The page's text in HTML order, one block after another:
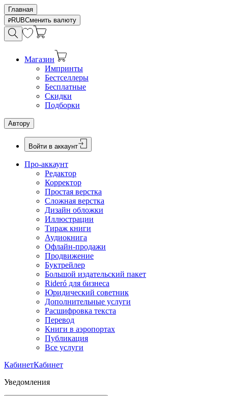
Главная
RUBСменить валюту
Магазин
Импринты
Бестселлеры
Бесплатные
Скидки
Подборки
Автору
Войти в аккаунт
Про-аккаунт
Редактор
Корректор
Простая верстка
Сложная верстка
Дизайн обложки
Иллюстрации
Тираж книги
Аудиокнига
Офлайн-продажи
Продвижение
Буктрейлер
Большой издательский пакет
Rideró для бизнеса
Юридический советник
Дополнительные услуги
Расшифровка текста
Перевод
Книги в аэропортах
Публикация
Все услуги
КабинетКабинет
Уведомления